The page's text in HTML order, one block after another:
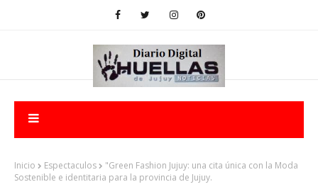
Inicio Espectaculos
"Green Fashion Jujuy: una cita única con la Moda
Sostenible e identitaria para la provincia de Jujuy.